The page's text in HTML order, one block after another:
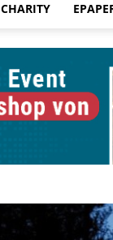
CHARITY